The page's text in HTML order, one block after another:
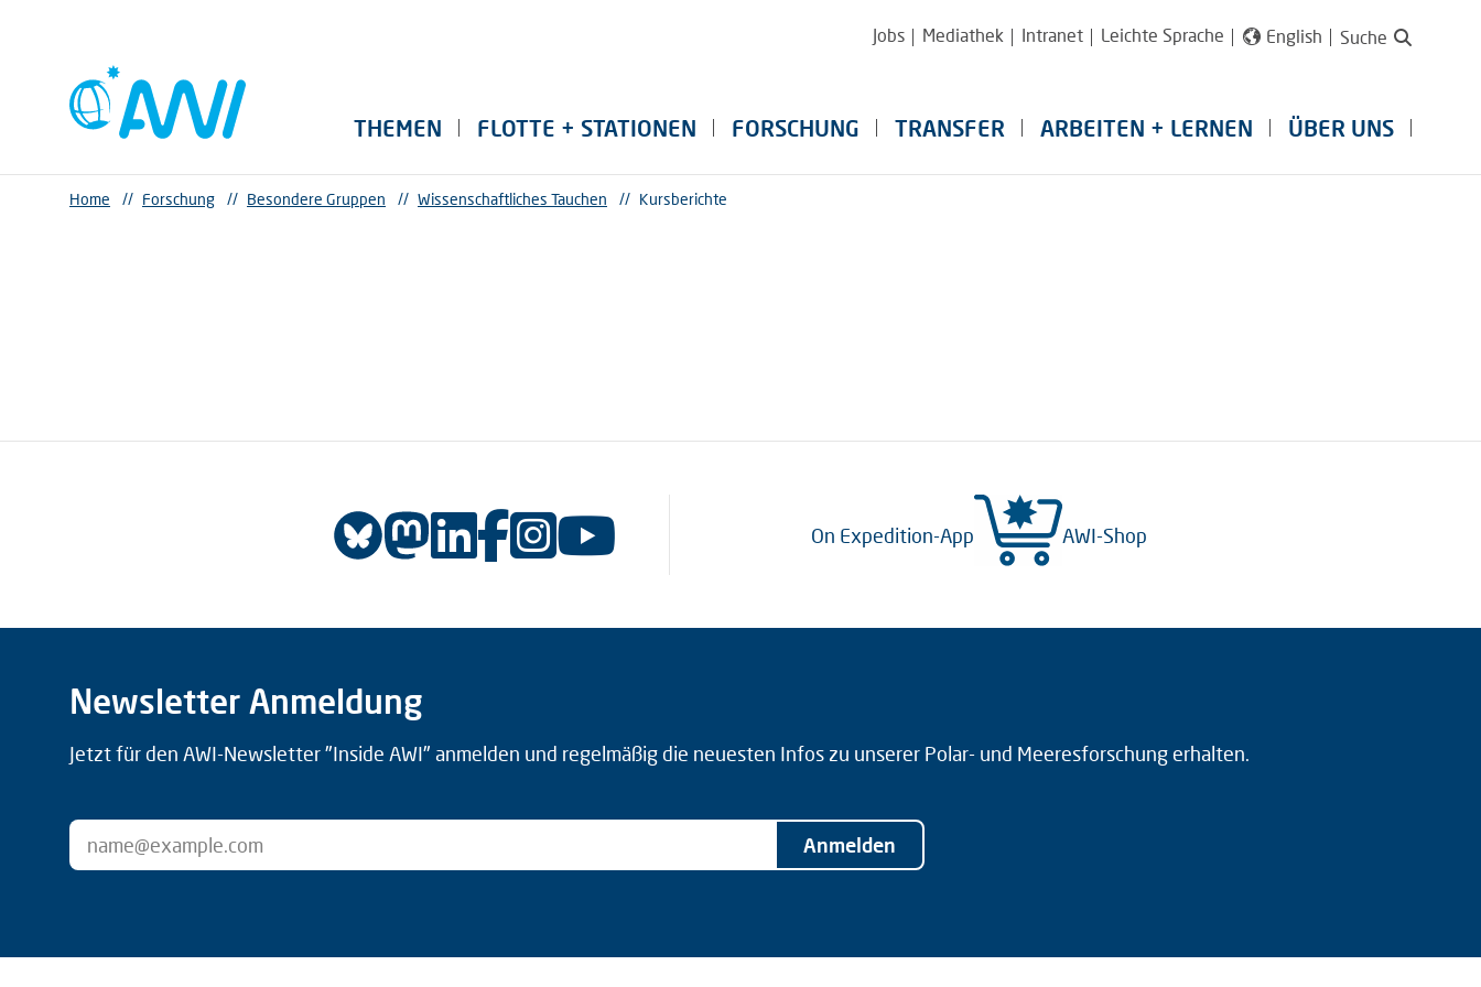
Jobs Mediathek Intranet Leichte Sprache English Suche
THEMEN FLOTTE + STATIONEN FORSCHUNG TRANSFER ARBEITEN + LERNEN ÜBER UNS
Home // Forschung // Besondere Gruppen // Wissenschaftliches Tauchen // Kursberichte
On Expedition-App AWI-Shop
Newsletter Anmeldung
Jetzt für den AWI-Newsletter "Inside AWI" anmelden und regelmäßig die neuesten Infos zu unserer Polar- und Meeresforschung erhalten.
Anmelden